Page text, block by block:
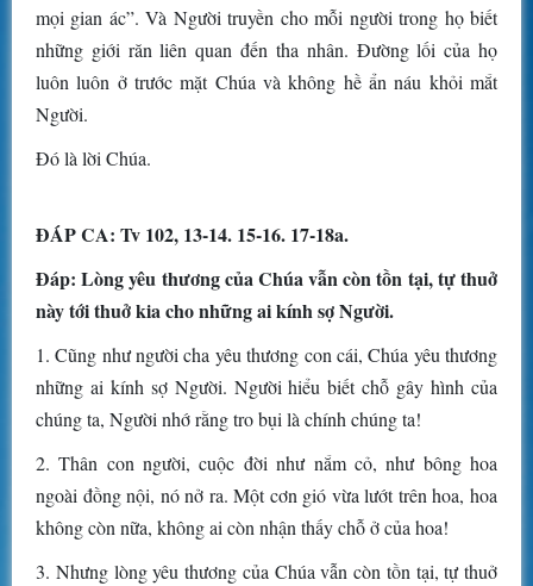
mọi gian ác”. Và Người truyền cho mỗi người trong họ biết
những giới răn liên quan đến tha nhân. Ðường lối của họ
luôn luôn ở trước mặt Chúa và không hề ẩn náu khỏi mắt
Người.
Ðó là lời Chúa.
ÐÁP CA: Tv 102, 13-14. 15-16. 17-18a.
Ðáp: Lòng yêu thương của Chúa vẫn còn tồn tại, tự thuở
này tới thuở kia cho những ai kính sợ Người.
1. Cũng như người cha yêu thương con cái, Chúa yêu thương
những ai kính sợ Người. Người hiểu biết chỗ gây hình của
chúng ta, Người nhớ rằng tro bụi là chính chúng ta!
2. Thân con người, cuộc đời như nắm cỏ, như bông hoa
ngoài đồng nội, nó nở ra. Một cơn gió vừa lướt trên hoa, hoa
không còn nữa, không ai còn nhận thấy chỗ ở của hoa!
3. Nhưng lòng yêu thương của Chúa vẫn còn tồn tại, tự thuở